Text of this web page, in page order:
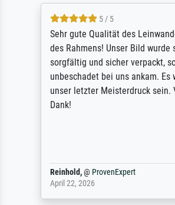
5 / 5
Sehr gute Qualität des
des Rahmens! Unser Bild wurde
sorgfältig und sicher verpackt,
unbeschadet bei uns ankam. Es
unser letzter Meisterdruck sein.
Dank!
Reinhold,@ ProvenExpert
April 22, 2026